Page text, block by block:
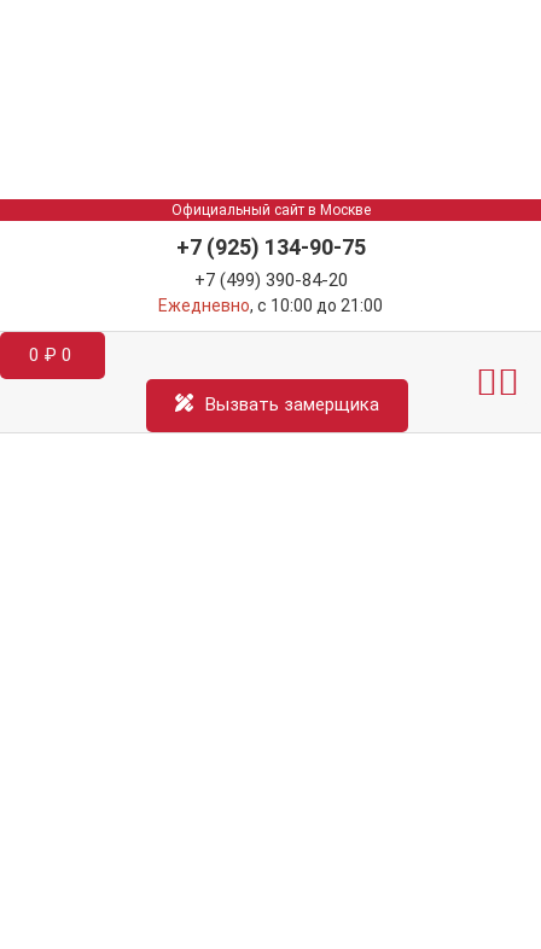
Официальный сайт в Москве
+7 (925) 134-90-75
+7 (499) 390-84-20
Ежедневно, с 10:00 до 21:00
0 ₽ 0
Вызвать замерщика